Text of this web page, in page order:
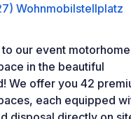
Wohnmobilstellplatz
our event motorhome
in the beautiful
each equipped